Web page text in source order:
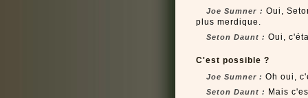
Joe Sumner : Oui,
plus merdique.
Seton Daunt : Oui,
C'est possible ?
Joe Sumner : Oh oui,
Seton Daunt : Mais